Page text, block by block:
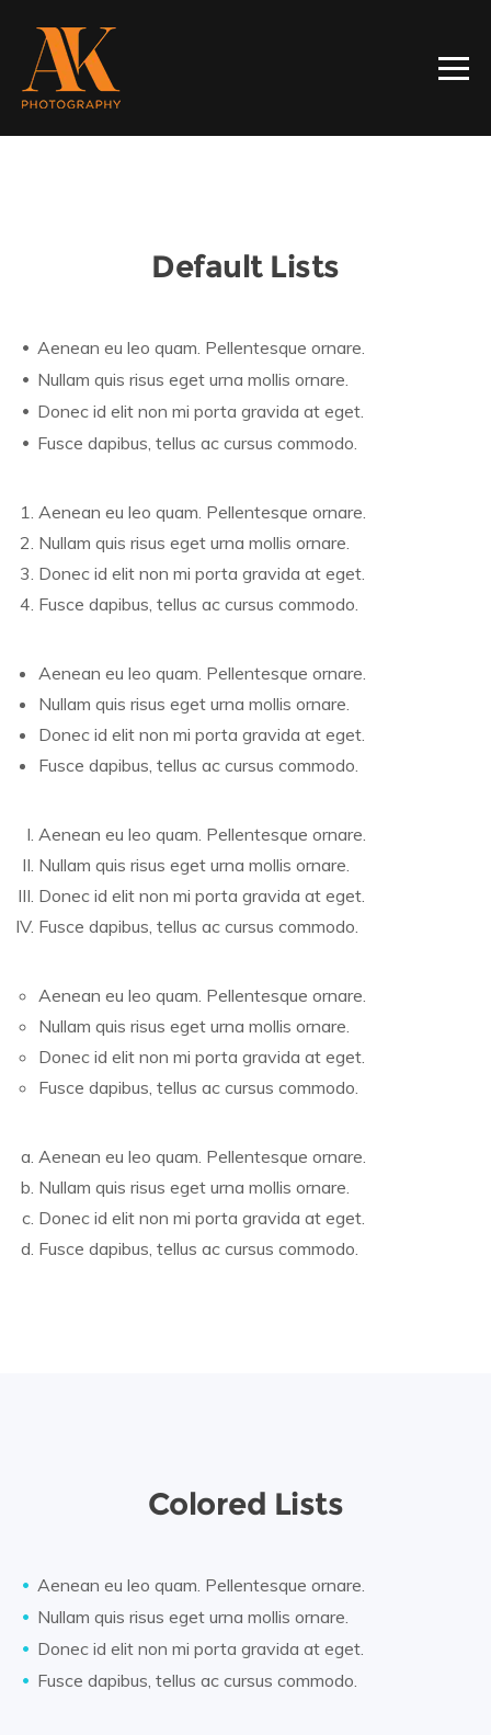
Default Lists
Aenean eu leo quam. Pellentesque ornare.
Nullam quis risus eget urna mollis ornare.
Donec id elit non mi porta gravida at eget.
Fusce dapibus, tellus ac cursus commodo.
Aenean eu leo quam. Pellentesque ornare.
Nullam quis risus eget urna mollis ornare.
Donec id elit non mi porta gravida at eget.
Fusce dapibus, tellus ac cursus commodo.
Aenean eu leo quam. Pellentesque ornare.
Nullam quis risus eget urna mollis ornare.
Donec id elit non mi porta gravida at eget.
Fusce dapibus, tellus ac cursus commodo.
Aenean eu leo quam. Pellentesque ornare.
Nullam quis risus eget urna mollis ornare.
Donec id elit non mi porta gravida at eget.
Fusce dapibus, tellus ac cursus commodo.
Aenean eu leo quam. Pellentesque ornare.
Nullam quis risus eget urna mollis ornare.
Donec id elit non mi porta gravida at eget.
Fusce dapibus, tellus ac cursus commodo.
Aenean eu leo quam. Pellentesque ornare.
Nullam quis risus eget urna mollis ornare.
Donec id elit non mi porta gravida at eget.
Fusce dapibus, tellus ac cursus commodo.
Colored Lists
Aenean eu leo quam. Pellentesque ornare.
Nullam quis risus eget urna mollis ornare.
Donec id elit non mi porta gravida at eget.
Fusce dapibus, tellus ac cursus commodo.